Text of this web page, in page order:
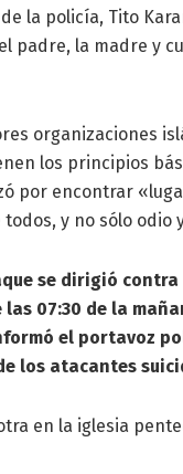
la policía, Tito
padre, la madre y
organizaciones
los principios
por encontrar
y no sólo odio
se dirigió
07:30 de la
el portavoz
los atacantes
en la iglesia